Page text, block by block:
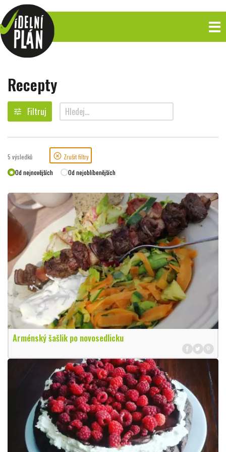
Recepty
tune Filtruj
5 výsledků highlight_off Zrušit filtry
Od nejnovějších
Od nejoblíbenějších
Arménský šašlik po novosedlicku